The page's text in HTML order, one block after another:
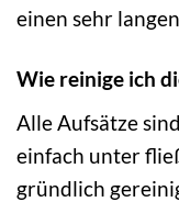
einen sehr
Wie reinige ich
Alle Aufsätze
einfach unter
gründlich